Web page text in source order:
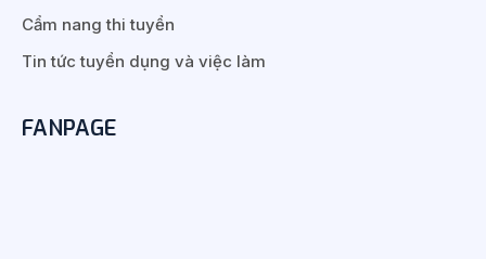
Cẩm nang thi tuyển
Tin tức tuyển dụng và việc làm
FANPAGE